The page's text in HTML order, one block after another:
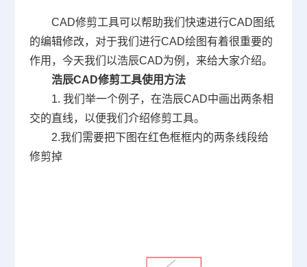
CAD修剪工具可以帮助我们快速进行CAD 图纸
的编辑修改，对于我们进行CAD绘图有着很重要的
作用，今天我们以浩辰CAD为例，来给大家介绍。
浩辰CAD修剪工具使用方法
1. 我们举一个例子，在浩辰CAD中画出两条相
交的直线，以便我们介绍修剪工具。
2.我们需要把下图在红色框框内的两条线段给
修剪掉